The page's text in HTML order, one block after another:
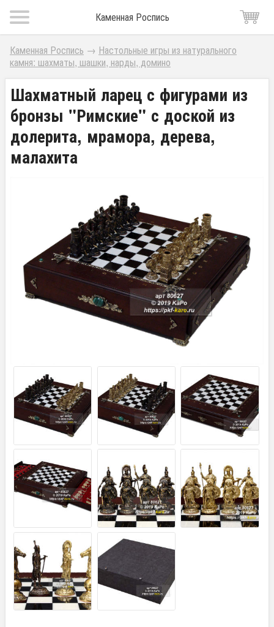
Каменная Роспись
Каменная Роспись → Настольные игры из натурального
камня: шахматы, шашки, нарды, домино
Шахматный ларец с фигурами из
бронзы "Римские" с доской из
долерита, мрамора, дерева,
малахита